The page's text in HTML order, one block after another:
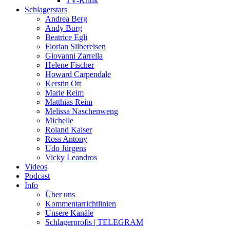
Schlagerstars
Andrea Berg
Andy Borg
Beatrice Egli
Florian Silbereisen
Giovanni Zarrella
Helene Fischer
Howard Carpendale
Kerstin Ott
Marie Reim
Matthias Reim
Melissa Naschenweng
Michelle
Roland Kaiser
Ross Antony
Udo Jürgens
Vicky Leandros
Videos
Podcast
Info
Über uns
Kommentarrichtlinien
Unsere Kanäle
Schlagerprofis | TELEGRAM